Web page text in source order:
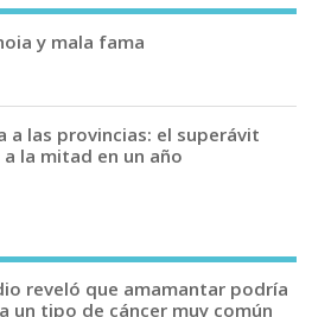
y mala fama
a las provincias: el superávit
la mitad en un año
reveló que amamantar podría
un tipo de cáncer muy común